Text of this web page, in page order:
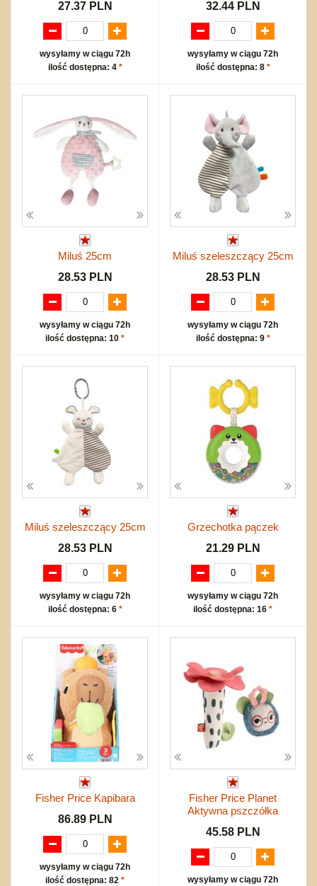
27.37 PLN
wysyłamy w ciągu 72h
ilość dostępna: 4 *
32.44 PLN
wysyłamy w ciągu 72h
ilość dostępna: 8 *
Miluś 25cm
28.53 PLN
wysyłamy w ciągu 72h
ilość dostępna: 10 *
Miluś szeleszczący 25cm
28.53 PLN
wysyłamy w ciągu 72h
ilość dostępna: 9 *
Miluś szeleszczący 25cm
28.53 PLN
wysyłamy w ciągu 72h
ilość dostępna: 6 *
Grzechotka pączek
21.29 PLN
wysyłamy w ciągu 72h
ilość dostępna: 16 *
Fisher Price Kapibara
86.89 PLN
wysyłamy w ciągu 72h
ilość dostępna: 82 *
Fisher Price Planet
Aktywna pszczółka
45.58 PLN
wysyłamy w ciągu 72h